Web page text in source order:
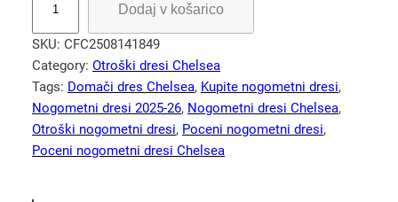
r
o
š
k
i
n
Dodaj v košarico
SKU: CFC2508141849
Category: Otroški dresi Chelsea
Tags: Domači dres Chelsea, Kupite nogometni dresi
Nogometni dresi 2025-26, Nogometni dresi Chelsea
Otroški nogometni dresi, Poceni nogometni dresi
Poceni nogometni dresi Chelsea